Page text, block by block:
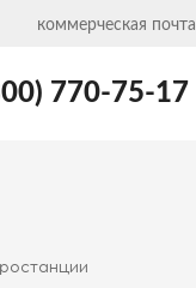
коммерческая почта
770-75-17